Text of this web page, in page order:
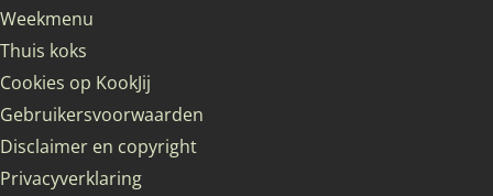
Weekmenu
Thuis koks
Cookies op KookJij
Gebruikersvoorwaarden
Disclaimer en copyright
Privacyverklaring